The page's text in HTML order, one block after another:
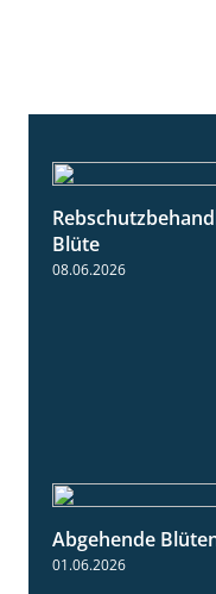
Blüte
08.06.2026
Abgehende
01.06.2026